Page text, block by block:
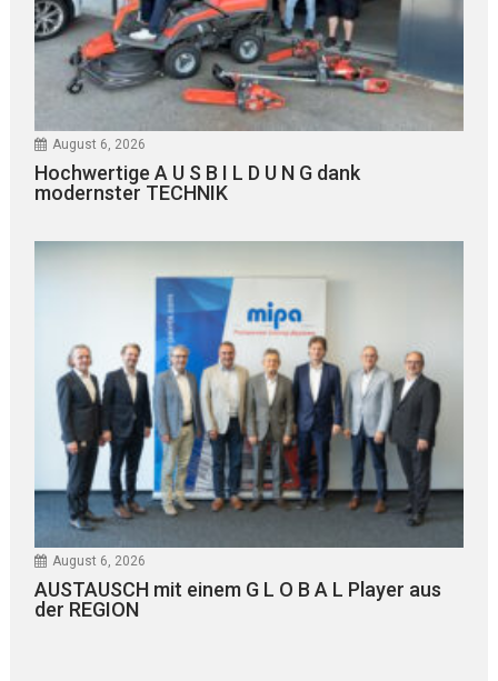
August 6, 2026
Hochwertige A U S B I L D U N G dank
modernster TECHNIK
August 6, 2026
AUSTAUSCH mit einem G L O B A L Player aus
der REGION